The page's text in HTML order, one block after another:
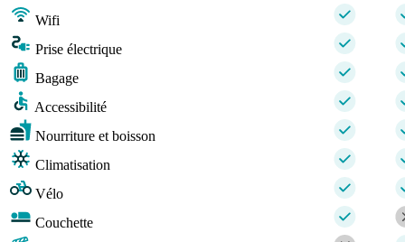
Wifi
Prise électrique
Bagage
Accessibilité
Nourriture et boisson
Climatisation
Vélo
Couchette